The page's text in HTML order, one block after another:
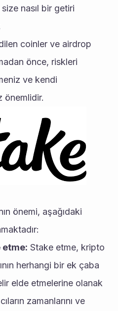
nasıl bir getiri
önce, riskleri
ve kendi
önemlidir.
önemi, aşağıdaki
etme: Stake etme, kripto
herhangi bir ek çaba
elde etmelerine olanak
zamanlarını ve